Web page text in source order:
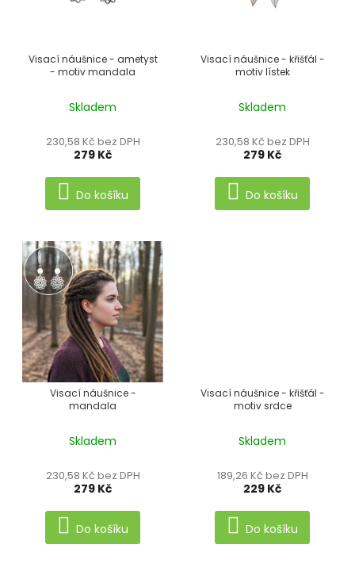
Visací náušnice - ametyst
- motiv mandala
Skladem
230,58 Kč bez DPH
279 Kč
Do košíku
Visací náušnice - křišťál -
motiv lístek
Skladem
230,58 Kč bez DPH
279 Kč
Do košíku
Visací náušnice -
mandala
Skladem
230,58 Kč bez DPH
279 Kč
Do košíku
Visací náušnice - křišťál -
motiv srdce
Skladem
189,26 Kč bez DPH
229 Kč
Do košíku